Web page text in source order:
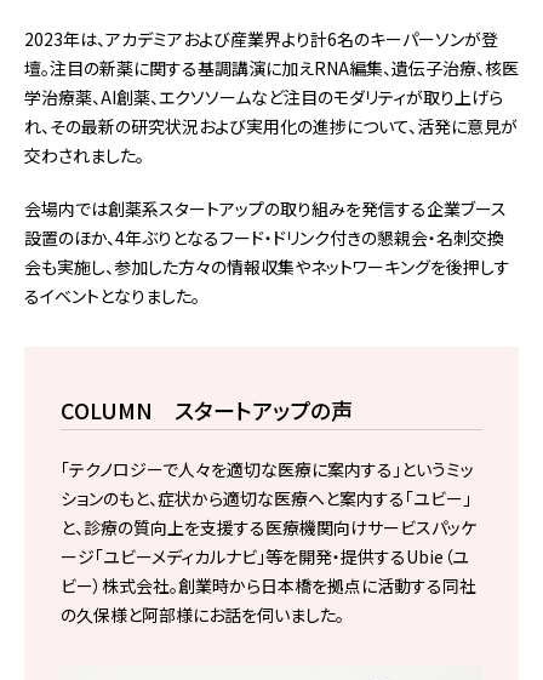
2023年は、アカデミアおよび産業界より計6名のキーパーソンが登
壇。注目の新薬に関する基調講演に加えRNA編集、遺伝子治療、核医
学治療薬、AI創薬、エクソソームなど注目のモダリティが取り上げら
れ、その最新の研究状況および実用化の進捗について、活発に意見が
交わされました。
会場内では創薬系スタートアップの取り組みを発信する企業ブース
設置のほか、4年ぶりとなるフード・ドリンク付きの懇親会・名刺交換
会も実施し、参加した方々の情報収集やネットワーキングを後押しす
るイベントとなりました。
COLUMN スタートアップの声
「テクノロジーで人々を適切な医療に案内する」というミッ
ションのもと、症状から適切な医療へと案内する「ユビー」
と、診療の質向上を支援する医療機関向けサービスパッケ
ージ「ユビーメディカルナビ」等を開発・提供するUbie（ユ
ビー）株式会社。創業時から日本橋を拠点に活動する同社
の久保様と阿部様にお話を伺いました。